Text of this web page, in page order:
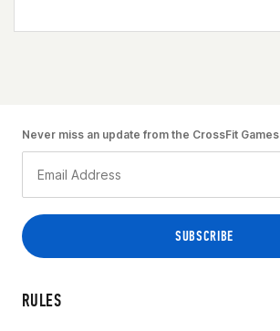
RULES
Never miss an update from the CrossFit Games